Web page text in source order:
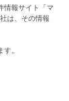
情報サイト「マ
は、その情報
。